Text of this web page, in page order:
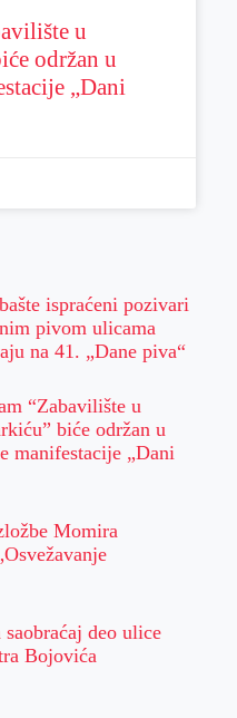
u
održan u
„Dani
ispraćeni pozivari
pivom ulicama
na 41. „Dane piva“
“Zabavilište u
biće održan u
manifestacije „Dani
Momira
saobraćaj deo ulice
Bojovića